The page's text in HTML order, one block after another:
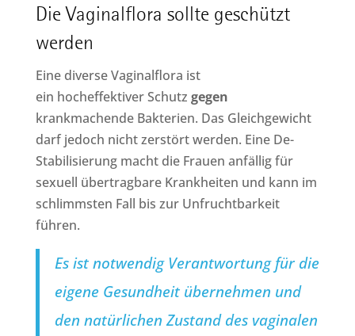
Die Vaginalflora sollte geschützt
werden
Eine diverse Vaginalflora ist
ein hocheffektiver Schutz gegen
krankmachende Bakterien. Das Gleichgewicht
darf jedoch nicht zerstört werden. Eine De-
Stabilisierung macht die Frauen anfällig für
sexuell übertragbare Krankheiten und kann im
schlimmsten Fall bis zur Unfruchtbarkeit
führen.
Es ist notwendig Verantwortung für die
eigene Gesundheit übernehmen und
den natürlichen Zustand des vaginalen